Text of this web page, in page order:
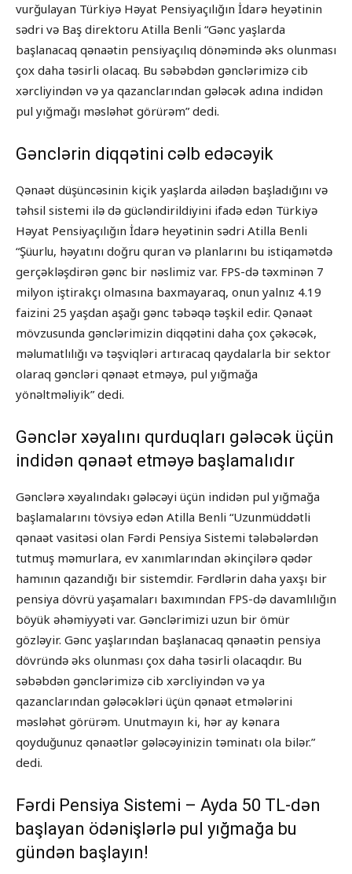
vurğulayan Türkiyə Həyat Pensiyaçılığın İdarə heyətinin
sədri və Baş direktoru Atilla Benli “Gənc yaşlarda
başlanacaq qənaətin pensiyaçılıq dönəmində əks olunması
çox daha təsirli olacaq. Bu səbəbdən gənclərimizə cib
xərcliyindən və ya qazanclarından gələcək adına indidən
pul yığmağı məsləhət görürəm” dedi.
Gənclərin diqqətini cəlb edəcəyik
Qənaət düşüncəsinin kiçik yaşlarda ailədən başladığını və
təhsil sistemi ilə də gücləndirildiyini ifadə edən Türkiyə
Həyat Pensiyaçılığın İdarə heyətinin sədri Atilla Benli
“Şüurlu, həyatını doğru quran və planlarını bu istiqamətdə
gerçəkləşdirən gənc bir nəslimiz var. FPS-də təxminən 7
milyon iştirakçı olmasına baxmayaraq, onun yalnız 4.19
faizini 25 yaşdan aşağı gənc təbəqə təşkil edir. Qənaət
mövzusunda gənclərimizin diqqətini daha çox çəkəcək,
məlumatlılığı və təşviqləri artıracaq qaydalarla bir sektor
olaraq gəncləri qənaət etməyə, pul yığmağa
yönəltməliyik” dedi.
Gənclər xəyalını qurduqları gələcək üçün
indidən qənaət etməyə başlamalıdır
Gənclərə xəyalındakı gələcəyi üçün indidən pul yığmağa
başlamalarını tövsiyə edən Atilla Benli “Uzunmüddətli
qənaət vasitəsi olan Fərdi Pensiya Sistemi tələbələrdən
tutmuş məmurlara, ev xanımlarından əkinçilərə qədər
hamının qazandığı bir sistemdir. Fərdlərin daha yaxşı bir
pensiya dövrü yaşamaları baxımından FPS-də davamlılığın
böyük əhəmiyyəti var. Gənclərimizi uzun bir ömür
gözləyir. Gənc yaşlarından başlanacaq qənaətin pensiya
dövründə əks olunması çox daha təsirli olacaqdır. Bu
səbəbdən gənclərimizə cib xərcliyindən və ya
qazanclarından gələcəkləri üçün qənaət etmələrini
məsləhət görürəm. Unutmayın ki, hər ay kənara
qoyduğunuz qənaətlər gələcəyinizin təminatı ola bilər.”
dedi.
Fərdi Pensiya Sistemi – Ayda 50 TL-dən
başlayan ödənişlərlə pul yığmağa bu
gündən başlayın!